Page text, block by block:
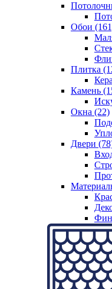
Обои
Плитка
Камень
Окна (22)
Двери